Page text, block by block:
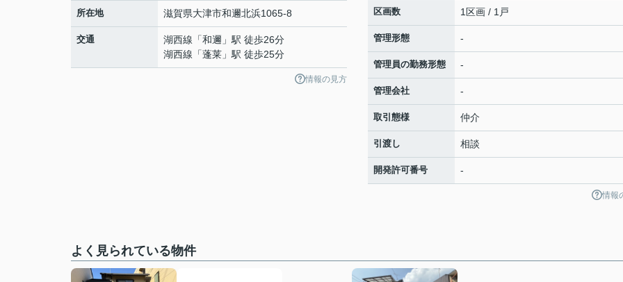
所在地 滋賀県大津市和邇北浜1065-8
交通 湖西線 「和邇 」駅 徒歩26分
湖西線 「蓬莱 」駅 徒歩25分
情報の見方
区画数 1区画 / 1戸
管理形態 -
管理員の勤務形態 -
管理会社 -
取引態様 仲介
引渡し 相談
開発許可番号 -
情報
よく見られている物件